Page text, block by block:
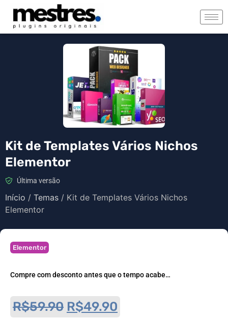
Kit de Templates Vários Nichos
Elementor
Última versão
Início / Temas / Kit de Templates Vários Nichos
Elementor
Elementor
Compre com desconto antes que o tempo acabe…
R$59.90 R$49.90